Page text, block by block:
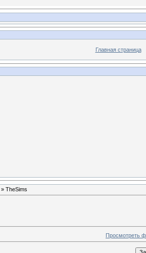
Главная страница
» TheSims
Просмотреть